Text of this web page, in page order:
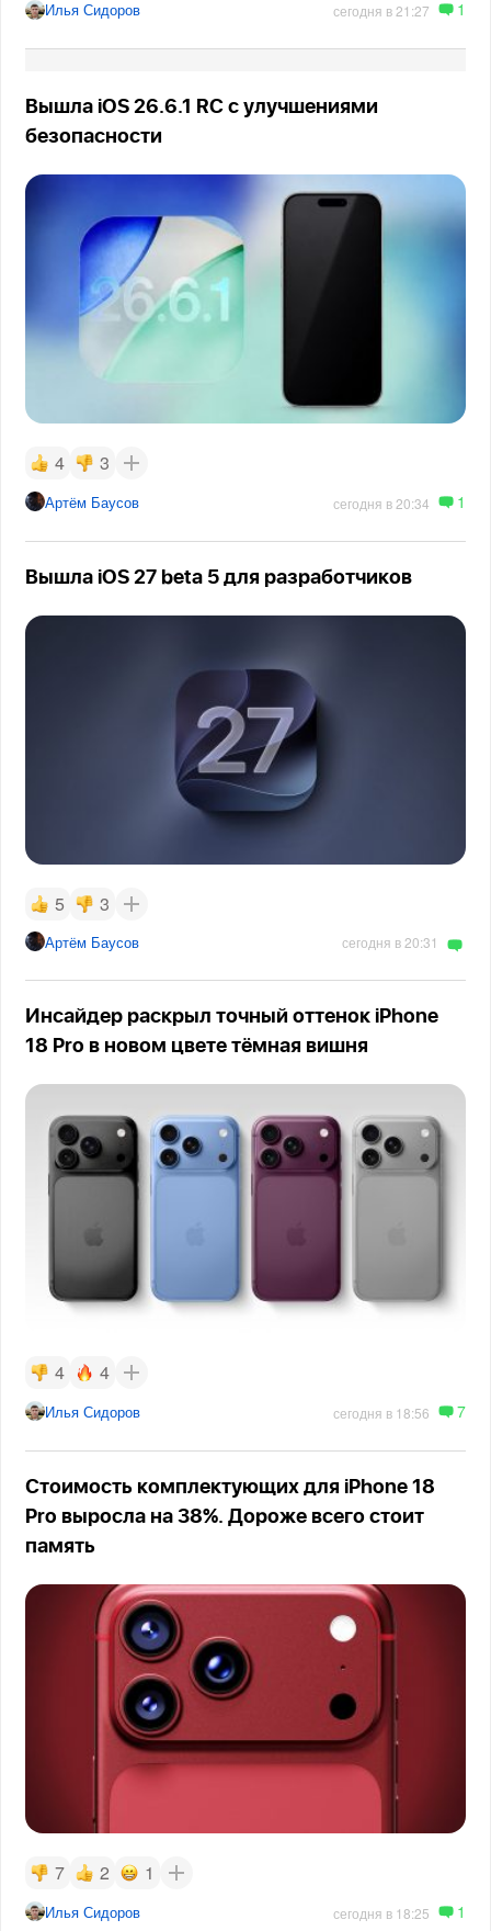
Илья Сидоров сегодня в 21:27 1
Вышла iOS 26.6.1 RC с улучшениями
безопасности
4 3
Артём Баусов сегодня в 20:34 1
Вышла iOS 27 beta 5 для разработчиков
5 3
Артём Баусов сегодня в 20:31
Инсайдер раскрыл точный оттенок iPhone
18 Pro в новом цвете тёмная вишня
4 4
Илья Сидоров сегодня в 18:56 7
Стоимость комплектующих для iPhone 18
Pro выросла на 38%. Дороже всего стоит
память
7 2 1
Илья Сидоров сегодня в 18:25 1